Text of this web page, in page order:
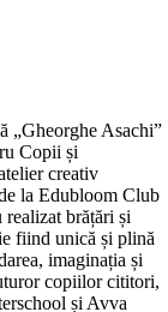
„Gheorghe Asachi”
Copii și
creativ
la Edubloom Club
brățări și
fiind unică și plină
imaginația și
copiilor cititori,
și Avva